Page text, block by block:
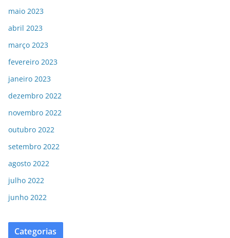
maio 2023
abril 2023
março 2023
fevereiro 2023
janeiro 2023
dezembro 2022
novembro 2022
outubro 2022
setembro 2022
agosto 2022
julho 2022
junho 2022
Categorias